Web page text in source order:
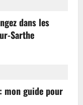
dans les
Sarthe
mon guide pour